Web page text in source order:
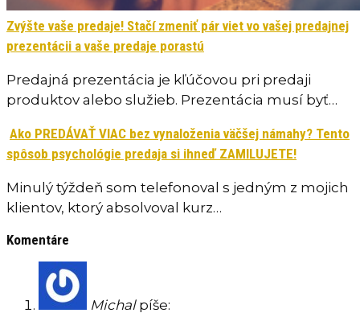
Zvýšte vaše predaje! Stačí zmeniť pár viet vo vašej predajnej
prezentácii a vaše predaje porastú
Predajná prezentácia je kľúčovou pri predaji
produktov alebo služieb. Prezentácia musí byť…
Ako PREDÁVAŤ VIAC bez vynaloženia väčšej námahy? Tento
spôsob psychológie predaja si ihneď ZAMILUJETE!
Minulý týždeň som telefonoval s jedným z mojich
klientov, ktorý absolvoval kurz…
Komentáre
Michal píše: